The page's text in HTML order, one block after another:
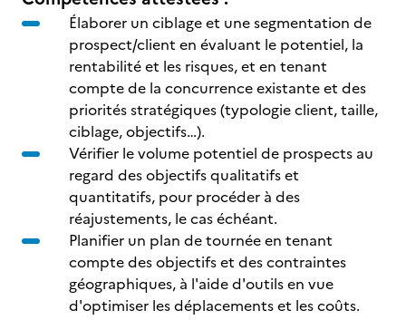
Élaborer un ciblage et une segmentation de
prospect/client en évaluant le potentiel, la
rentabilité et les risques, et en tenant
compte de la concurrence existante et des
priorités stratégiques (typologie client, taille,
ciblage, objectifs…).
Vérifier le volume potentiel de prospects au
regard des objectifs qualitatifs et
quantitatifs, pour procéder à des
réajustements, le cas échéant.
Planifier un plan de tournée en tenant
compte des objectifs et des contraintes
géographiques, à l'aide d'outils en vue
d'optimiser les déplacements et les coûts.